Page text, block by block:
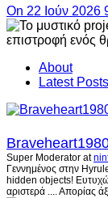
On 22 Ιούν 2026
About
Latest Posts
Super Moderator at
Γεννημένος στην
hidden objects!
αριστερά .... Απορίας